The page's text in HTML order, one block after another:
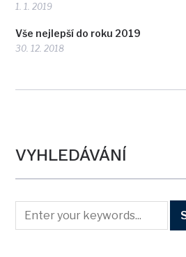
1. 1. 2019
Vše nejlepší do roku 2019
30. 12. 2018
VYHLEDÁVÁNÍ